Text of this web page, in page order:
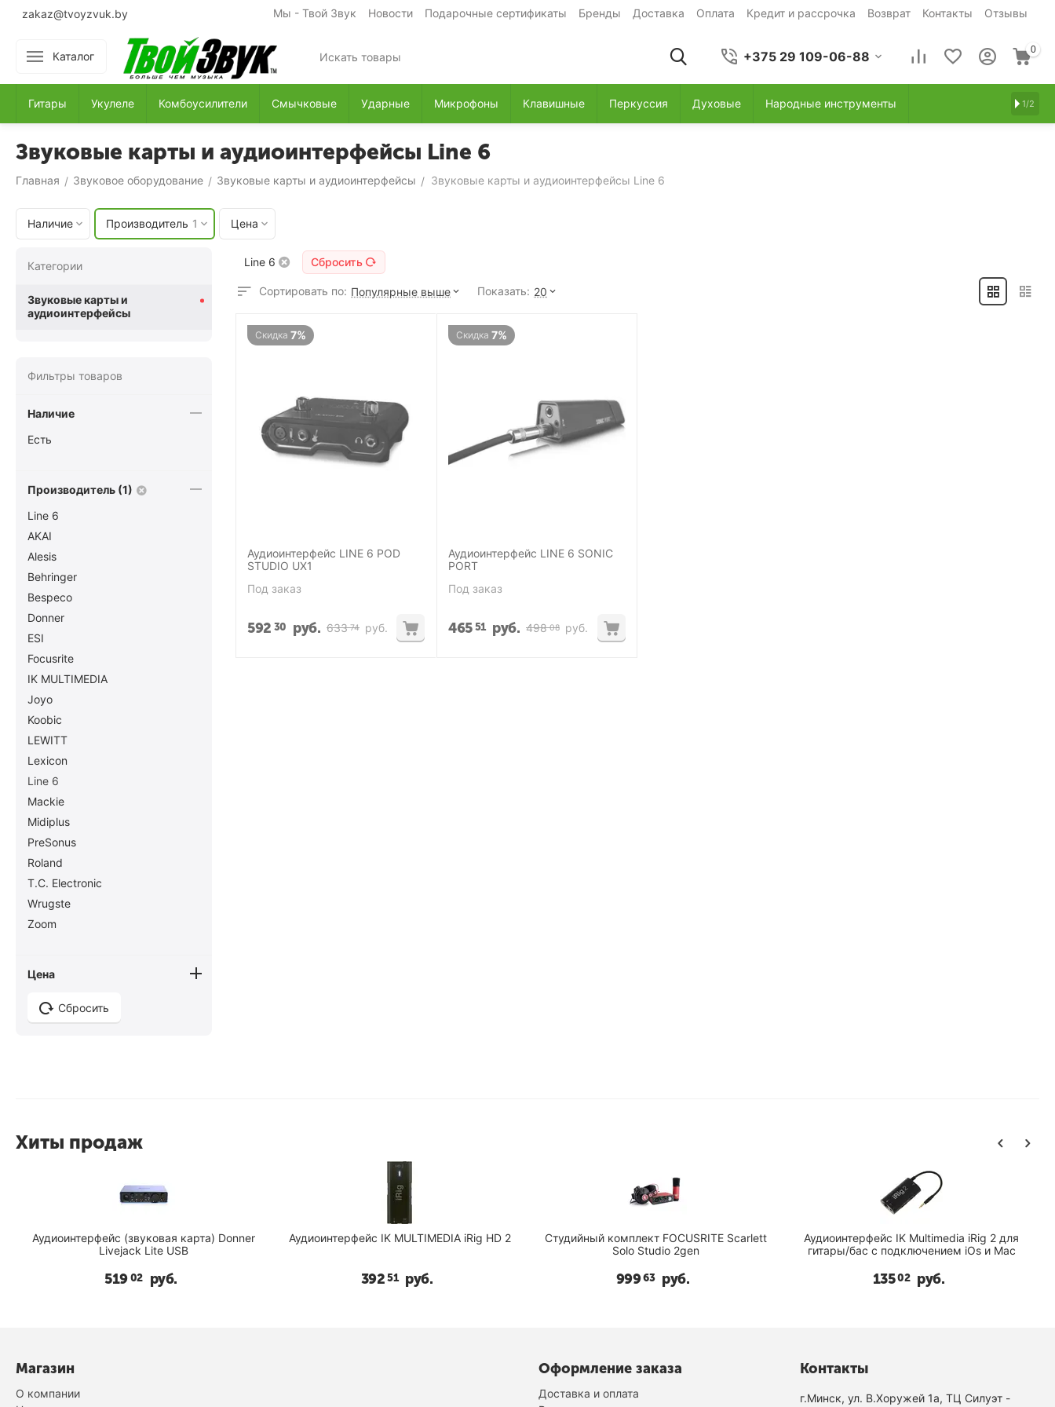
zakaz@tvoyzvuk.by Мы - Твой Звук Новости Подарочные сертификаты Бренды Доставка Оплата Кредит и рассрочка Возврат Контакты Отзывы
Каталог +375 29 109-06-88 0
Гитары Укулеле Комбоусилители Смычковые Ударные Микрофоны Клавишные Перкуссия Духовые Народные инструменты 1/2
Звуковые карты и аудиоинтерфейсы Line 6
Главная / Звуковое оборудование / Звуковые карты и аудиоинтерфейсы / Звуковые карты и аудиоинтерфейсы Line 6
Наличие Производитель 1 Цена
Line 6 Сбросить
Сортировать по: Популярные выше Показать: 20
Скидка 7%
Аудиоинтерфейс LINE 6 POD
STUDIO UX1
Под заказ
633 74 руб.
592 30 руб.
Скидка 7%
Аудиоинтерфейс LINE 6 SONIC
PORT
Под заказ
498 08 руб.
46551 руб.
Категории
Звуковые карты и
аудиоинтерфейсы
Фильтры товаров
Наличие
Есть
Производитель (1)
Line 6
AKAI
Alesis
Behringer
Bespeco
Donner
ESI
Focusrite
IK MULTIMEDIA
Joyo
Koobic
LEWITT
Lexicon
Line 6
Mackie
Midiplus
PreSonus
Roland
T.C. Electronic
Wrugste
Zoom
Цена
Сбросить
Хиты продаж
Аудиоинтерфейс (звуковая карта) Donner
Livejack Lite USB
51902 руб.
Аудиоинтерфейс IK MULTIMEDIA iRig HD 2
39251 руб.
Студийный комплект FOCUSRITE Scarlett
Solo Studio 2gen
99963 руб.
Аудиоинтерфейс IK Multimedia iRig 2 для
гитары/бас с подключением iOs и Mac
13502 руб.
Магазин
О компании
Оформление заказа
Доставка и оплата
Контакты
г.Минск, ул. В.Хоружей 1а, ТЦ Силуэт -